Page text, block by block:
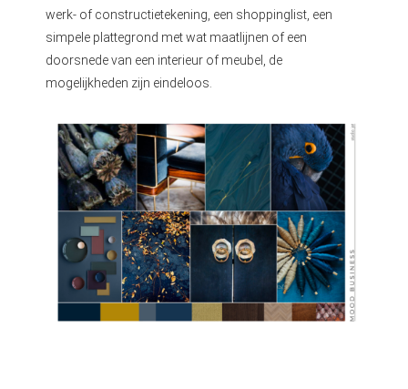
werk- of constructietekening, een shoppinglist, een
simpele plattegrond met wat maatlijnen of een
doorsnede van een interieur of meubel, de
mogelijkheden zijn eindeloos.